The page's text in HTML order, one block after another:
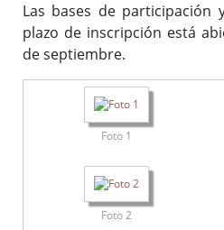
Las bases de participación
plazo de inscripción está
de septiembre.
Foto 1
Foto 2